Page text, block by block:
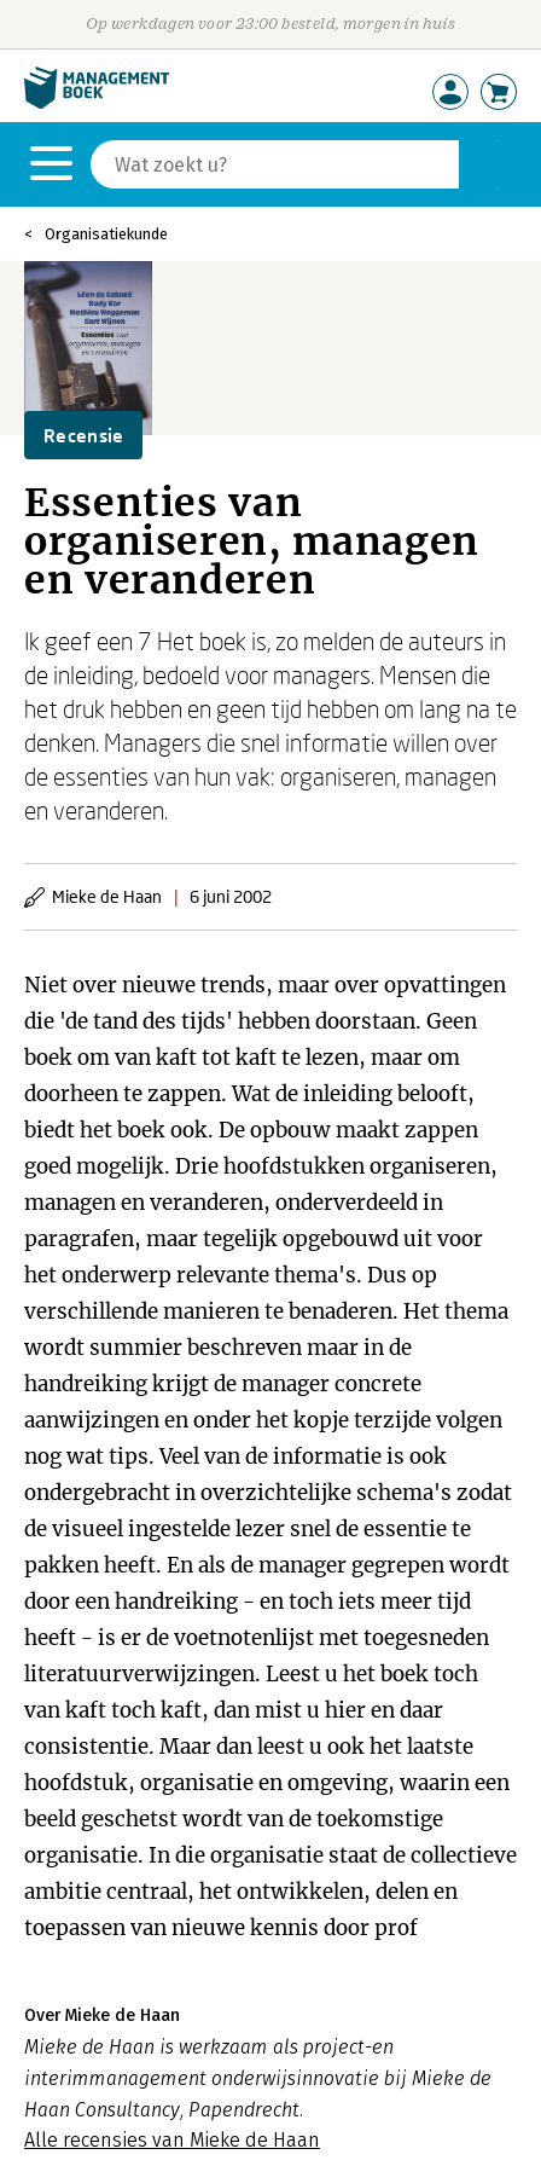
Op werkdagen voor 23:00 besteld, morgen in huis
Organisatiekunde
Recensie
Essenties van
organiseren, managen
en veranderen
Ik geef een 7 Het boek is, zo melden de auteurs in
de inleiding, bedoeld voor managers. Mensen die
het druk hebben en geen tijd hebben om lang na te
denken. Managers die snel informatie willen over
de essenties van hun vak: organiseren, managen
en veranderen.
Mieke de Haan | 6 juni 2002
Niet over nieuwe trends, maar over opvattingen
die 'de tand des tijds' hebben doorstaan. Geen
boek om van kaft tot kaft te lezen, maar om
doorheen te zappen. Wat de inleiding belooft,
biedt het boek ook. De opbouw maakt zappen
goed mogelijk. Drie hoofdstukken organiseren,
managen en veranderen, onderverdeeld in
paragrafen, maar tegelijk opgebouwd uit voor
het onderwerp relevante thema's. Dus op
verschillende manieren te benaderen. Het thema
wordt summier beschreven maar in de
handreiking krijgt de manager concrete
aanwijzingen en onder het kopje terzijde volgen
nog wat tips. Veel van de informatie is ook
ondergebracht in overzichtelijke schema's zodat
de visueel ingestelde lezer snel de essentie te
pakken heeft. En als de manager gegrepen wordt
door een handreiking - en toch iets meer tijd
heeft - is er de voetnotenlijst met toegesneden
literatuurverwijzingen. Leest u het boek toch
van kaft toch kaft, dan mist u hier en daar
consistentie. Maar dan leest u ook het laatste
hoofdstuk, organisatie en omgeving, waarin een
beeld geschetst wordt van de toekomstige
organisatie. In die organisatie staat de collectieve
ambitie centraal, het ontwikkelen, delen en
toepassen van nieuwe kennis door prof
Over Mieke de Haan
Mieke de Haan is werkzaam als project-en
interimmanagement onderwijsinnovatie bij Mieke de
Haan Consultancy, Papendrecht.
Alle recensies van Mieke de Haan